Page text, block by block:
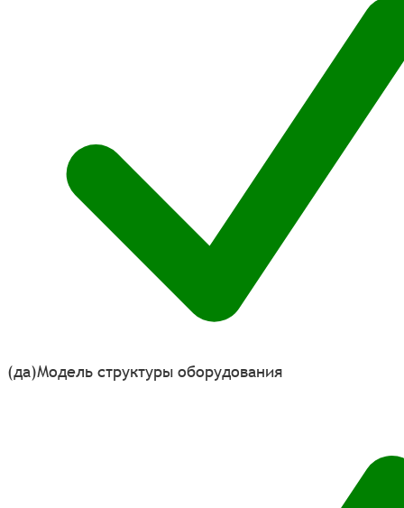
(да)Модель структуры оборудования